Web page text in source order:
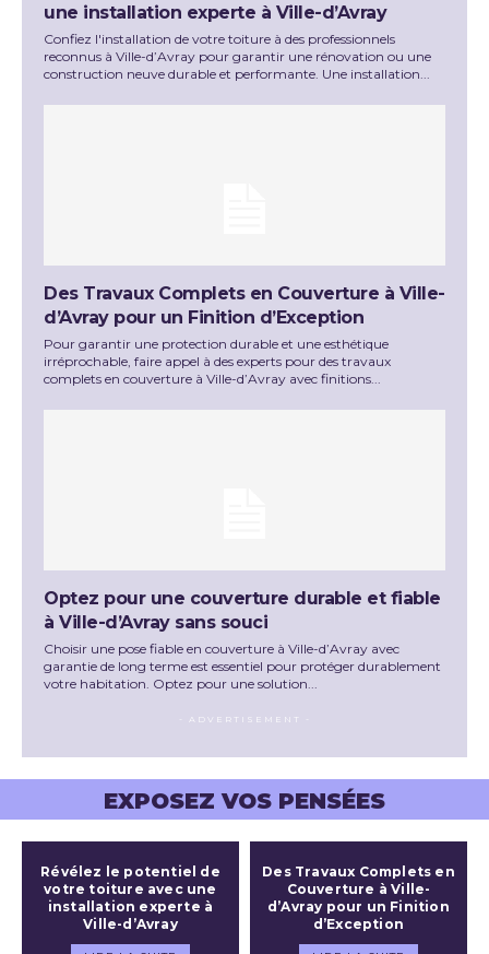
une installation experte à Ville-d’Avray
Confiez l'installation de votre toiture à des professionnels
reconnus à Ville-d’Avray pour garantir une rénovation ou une
construction neuve durable et performante. Une installation...
Des Travaux Complets en Couverture à Ville-
d’Avray pour un Finition d’Exception
Pour garantir une protection durable et une esthétique
irréprochable, faire appel à des experts pour des travaux
complets en couverture à Ville-d’Avray avec finitions...
Optez pour une couverture durable et fiable
à Ville-d’Avray sans souci
Choisir une pose fiable en couverture à Ville-d’Avray avec
garantie de long terme est essentiel pour protéger durablement
votre habitation. Optez pour une solution...
- ADVERTISEMENT -
EXPOSEZ VOS PENSÉES
Révélez le potentiel de
votre toiture avec une
installation experte à
Ville-d’Avray
Des Travaux Complets en
Couverture à Ville-
d’Avray pour un Finition
d’Exception